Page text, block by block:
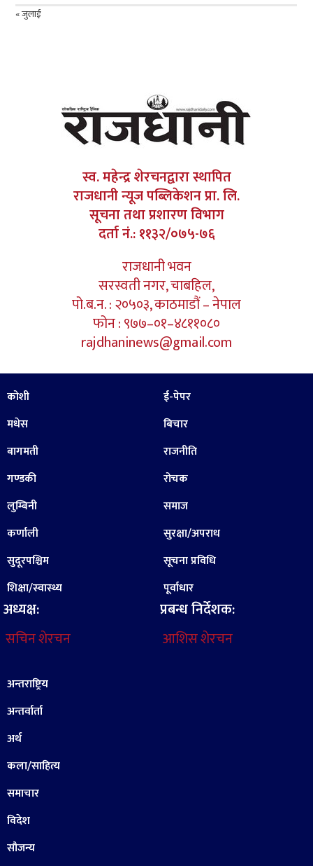
« जुलाई
स्व. महेन्द्र शेरचनद्वारा स्थापित
राजधानी न्यूज पब्लिकेशन प्रा. लि.
सूचना तथा प्रशारण विभाग
दर्ता नं.: ११३२/०७५-७६
राजधानी भवन
सरस्वती नगर, चाबहिल,
पो.ब.न. : २०५०३, काठमाडौं – नेपाल
फोन : ९७७–०१–४८११०८०
rajdhaninews@gmail.com
कोशी
मधेस
बागमती
गण्डकी
लुम्बिनी
कर्णाली
सुदूरपश्चिम
शिक्षा/स्वास्थ्य
अध्यक्ष:
सचिन शेरचन
ई-पेपर
बिचार
राजनीति
रोचक
समाज
सुरक्षा/अपराध
सूचना प्रविधि
पूर्वाधार
प्रबन्ध निर्देशक:
आशिस शेरचन
अन्तराष्ट्रिय
अन्तर्वार्ता
अर्थ
कला/साहित्य
समाचार
विदेश
सौजन्य